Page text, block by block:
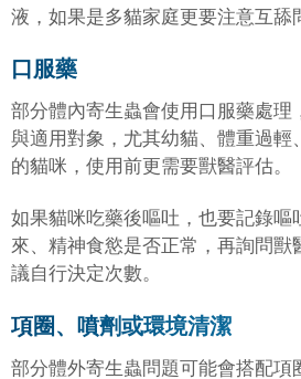
液，如果是多貓家庭更要注意互舔
口服藥
部分體內寄生蟲會使用口服藥處理
與適用對象，尤其幼貓、體重過輕
的貓咪，使用前更需要獸醫評估。
如果貓咪吃藥後嘔吐，也要記錄嘔
來、精神食慾是否正常，再詢問獸
議自行決定次數。
項圈、噴劑或環境清潔
部分體外寄生蟲問題可能會搭配項